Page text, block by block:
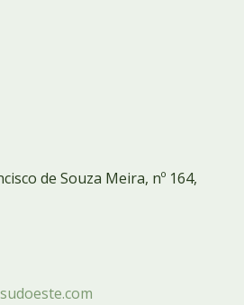
de Souza Meira, nº 164,